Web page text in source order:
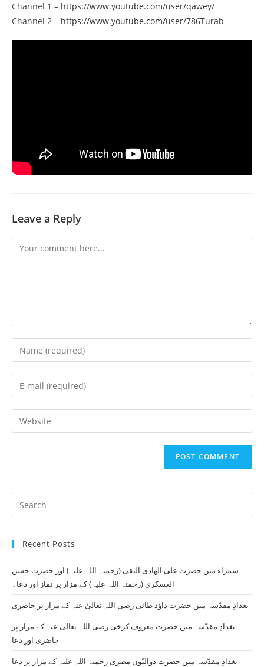
Channel 1 – https://www.youtube.com/user/qawey/
Channel 2 – https://www.youtube.com/user/786Turab
Leave a Reply
Comment
Enter
your
name
comment
Enter
your
email
address
Enter
your
Recent Posts
سمراء میں حضرت علی الھادی النقی (رحمتہ اللہ علیہ) اور حضرت حسن
العسکری (رحمتہ اللہ علیہ) کے مزار پر نماز اور دعا۔
بغدادِ مقدّسہ میں حضرت داؤد طائی رضی اللہ تعالیٰ عنہ کے مزار پر حاضری
بغدادِ مقدّسہ میں حضرت معروف کرخی رضی اللہ تعالیٰ عنہ کے مزار پر
حاضری اور دعا
بغدادِ مقدّسہ میں حضرت ذوالنّون مصری رحمتہ اللہ علیہ کے مزار پر دعا